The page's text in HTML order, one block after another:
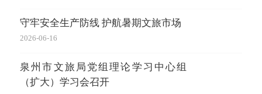
守牢安全生产防线 护航暑期文旅市场
2026-06-16
泉州市文旅局党组理论学习中心组
（扩大）学习会召开